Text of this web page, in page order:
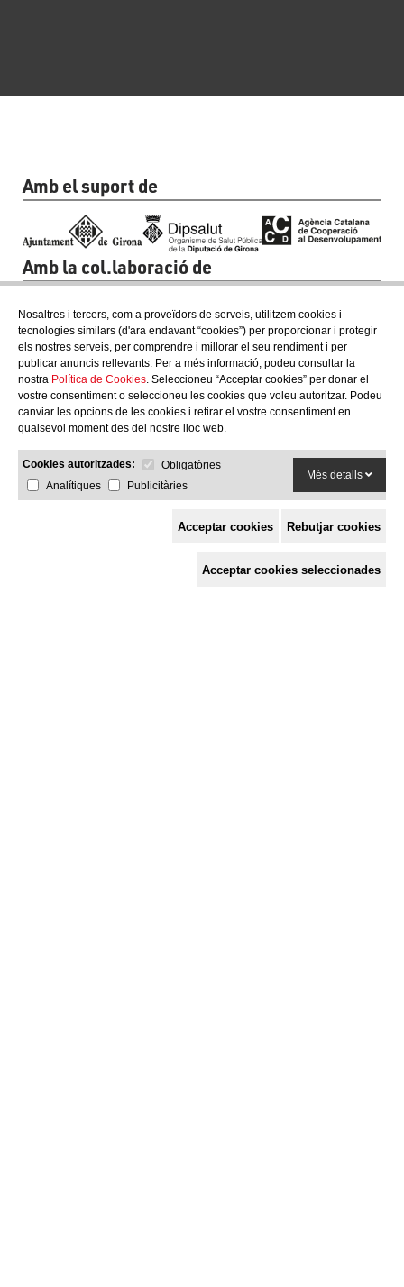
Nosaltres i tercers, com a proveïdors de serveis, utilitzem cookies i
tecnologies similars (d'ara endavant “cookies”) per proporcionar i protegir
els nostres serveis, per comprendre i millorar el seu rendiment i per
publicar anuncis rellevants. Per a més informació, podeu consultar la
nostra Política de Cookies. Seleccioneu “Acceptar cookies” per donar el
vostre consentiment o seleccioneu les cookies que voleu autoritzar. Podeu
canviar les opcions de les cookies i retirar el vostre consentiment en
qualsevol moment des del nostre lloc web.
Cookies autoritzades:
Obligatòries
Analítiques
Publicitàries
Més detalls
Acceptar cookies Rebutjar cookies
Acceptar cookies seleccionades
Amb el suport de
Amb la col.laboració de
c/ Mestre Francesc Civil,